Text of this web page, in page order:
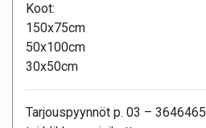
Koot:
150x75cm
50x100cm
30x50cm
Tarjouspyynnöt p. 03 – 3646465